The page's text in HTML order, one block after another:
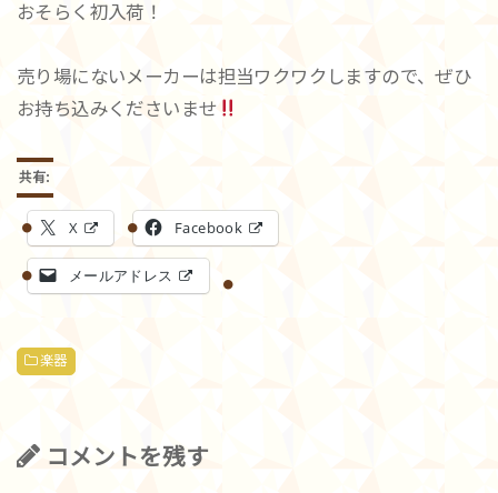
おそらく初入荷！
売り場にないメーカーは担当ワクワクしますので、ぜひ
お持ち込みくださいませ
共有:
X Facebook
メールアドレス
楽器
コメントを残す